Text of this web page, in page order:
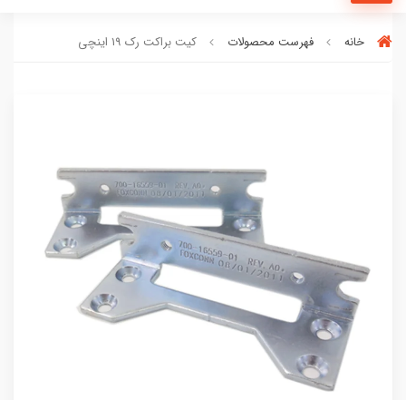
خانه فهرست محصولات کیت براکت رک 19 اینچی